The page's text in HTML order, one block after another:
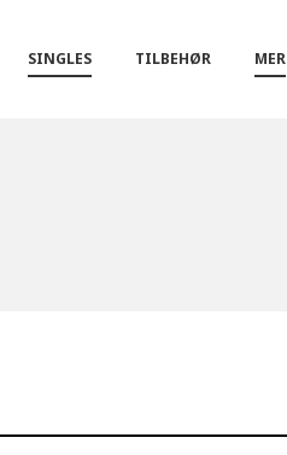
SINGLES TILBEHØR MER